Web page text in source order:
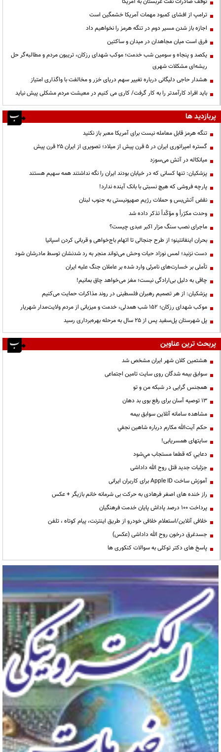
ترامپ از افشای کمبود مهمات آمریکا خشمگین است
اجازه باز شدن مسیر دوم در تنگه هرمز را نخواهیم داد
فرق است میان مجاهدان در میدان و ساکتین
یکصد و پنجاه و سومین شب خدمت؛ موکب شهدای رزکان، تریبون مردم و مطالبه‌گر حل
ریشه‌ای مشکلات شهری
هشدار حاجی دلیگانی درباره تغییر سهم دریای خزر و مخالفت با واگذاری امتیاز
باید افراد کارآمدتر را به کار گرفت/ کاری می کنیم در معیشت مردم مشکلی پیش نیاید
پربازدید ها
تنگه هرمز قابل معامله نیست برای آمریکا معبر باز نکنید
گستره امپراتوری ایران در ۵ قرن پیش از میلاد؛ تصویری از ایران ۲۵ قرن پیش
میانکاله در آتش می‌سوزد
پزشکیان: تنها کسانی که در خیابان بودند ایران را نگه نداشتند همه سهیم هستند
پارچه فروشی که هیچ نسبتی با بانک آینده ندارد!
نقض آتش‌بس و حملات رژیم صهیونیستی به جنوب لبنان
وحدت مکرّراً و مؤکّداً تذکر داده شد
ماجرای نصب سنگ مزار اکبر عبدی چیست؟
بحران اینفانتینو؛ از طرح جنجالی تا اتهام باج‌خواهی و قربانی کردن اسپانیا
دست نزنید؛ لمس نوزاد حیات وحش می‌تواند منجر به رد شدنشان توسط مادرشان شود
تأملی بر خسارت‌های نامرئی وارد شده بر عاملان جنگ علیه ایران
چاقی به دلیل بی‌ارادگی نیست؛ مغز می‌خواهد چاق بمانیم!
پزشکیان: از هر تصمیم رهبران فلسطینی در روند مذاکرات حمایت می‌کنیم
موکب شهدای رزکان؛ ۱۵۲ شب همدلی، خدمت و میزبانی از مردم ولایت‌مدار شهریار
پل شهرستان پل‌سفید پس از ۲۵ سال به مرحله بهره‌برداری رسید
پربحث ترین عناوین
هشتمین کلان شهر ایران مشخص شد
سوابق بیمه شدگان روی سایت تامین اجتماعی
همجنس گرایی در شبکه من و تو
13 توصیه آسان برای رفع بوی بد دهان
مشاهده سامانه آنلاين سوابق بیمه
حكم آيت‌الله مكارم درباره شاهين نجفي
سایتهای همسریابی!
دعايي كه قطعا مستجاب مي‌شود
جزئیات جدید قتل روح الله داداشی
آموزش ساخت Apple ID برای کاربران ایرانی
راز خنده های اصغر فرهادی به حرکت بی شرمانه خانم بازیگر + عکس
پرداخت ۱۰۰ درصد پاداش پایان خدمت فرهنگیان
خلافی آنلاین/استعلام خلافی خودرو از طریق اینترنت، پیام کوتاه ، تلفن
جسدغرق درخون روح الله داداشی (عکس)
پاسخ های دکتر توکلی به سوالات کنکوری ها